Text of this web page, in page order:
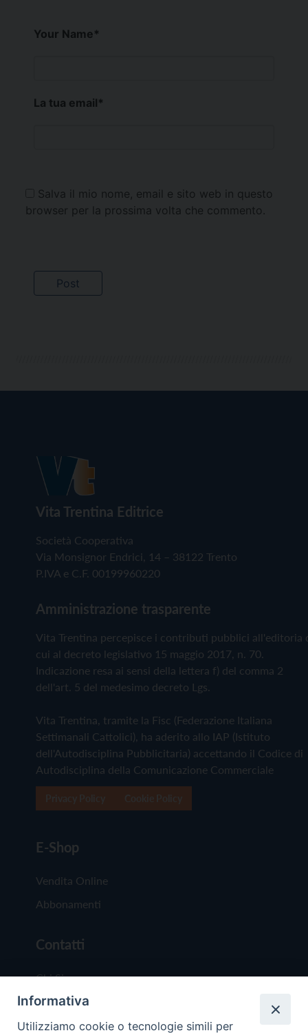
Your Name*
La tua email*
Salva il mio nome, email e sito web in questo
browser per la prossima volta che commento.
Vita Trentina Editrice
Società Cooperativa
Via Monsignor Endrici, 14 – 38122 Trento
P.IVA e C.F. 00199960220
Amministrazione trasparente
Vita Trentina percepisce i contributi pubblici all'editoria
cui al decreto legislativo 15 maggio 2017, n. 70.
Indicazione resa ai sensi della lettera f) del comma 2
dell'art. 5 del medesimo decreto Lgs.
Vita Trentina, tramite la Fisc (Federazione Italiana
Settimanali Cattolici), ha aderito allo IAP (Istituto
dell'Autodisciplina Pubblicitaria) accettando il Codice di
Autodisciplina della Comunicazione Commerciale
E-Shop
Vendita Online
Abbonamenti
Contatti
Chi Siamo
Redazione
Scrivici
Informativa
Utilizziamo cookie o tecnologie simili per